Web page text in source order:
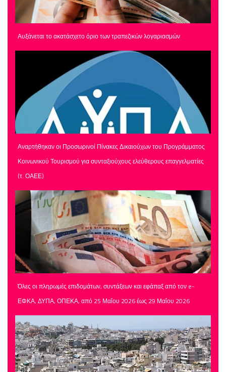
Αυξάνεται το ακατάσχετο όριο των τραπεζικών λογαριασμών
Αναρτήθηκαν οι Προσωρινοί Πίνακες Δικαιούχων του Προγράμματος
Κοινωνικού Τουρισμού για συνταξιούχους ελεύθερους επαγγελματίες
(τ. ΟΑΕΕ)
Όλες οι πληρωμές επιδομάτων, συντάξεων και εφάπαξ από τον e-
ΕΦΚΑ, ΔΥΠΑ, ΟΠΕΚΑ, από 25 Μαΐου 2026 έως 29 Μαΐου 2026